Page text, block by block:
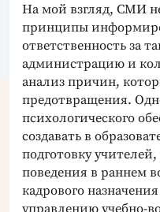
На мой взгляд, СМИ
принципы
ответственность за
администрацию и
анализ причин,
предотвращения.
психологического
создавать в
подготовку
поведения в раннем
кадрового